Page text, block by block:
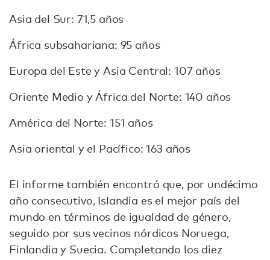
Asia del Sur: 71,5 años
África subsahariana: 95 años
Europa del Este y Asia Central: 107 años
Oriente Medio y África del Norte: 140 años
América del Norte: 151 años
Asia oriental y el Pacífico: 163 años
El informe también encontró que, por undécimo
año consecutivo, Islandia es el mejor país del
mundo en términos de igualdad de género,
seguido por sus vecinos nórdicos Noruega,
Finlandia y Suecia. Completando los diez